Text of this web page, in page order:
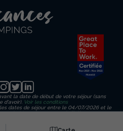
la date de début de votre séjour (sans
d'avoir). Voir les conditions
dates de séjour entre le 04/07/2026 et le
de 1€ sur le montant de l’hébergement
de votre séjour est dû au plus tard 30 jours